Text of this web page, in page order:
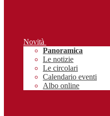
Novità
Panoramica
Le notizie
Le circolari
Calendario eventi
Albo online